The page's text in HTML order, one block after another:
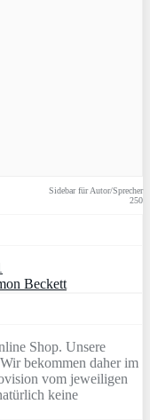
Sidebar für Autor/Sprecher
250
Beckett
Shop. Unsere
bekommen daher im
vom jeweiligen
keine